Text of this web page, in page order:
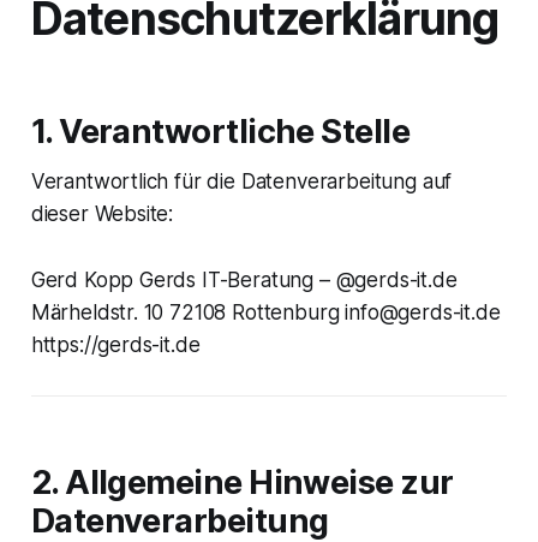
Datenschutzerklärung
1. Verantwortliche Stelle
Verantwortlich für die Datenverarbeitung auf
dieser Website:
Gerd Kopp Gerds IT-Beratung – @gerds-it.de
Märheldstr. 10 72108 Rottenburg info@gerds-it.de
https://gerds-it.de
2. Allgemeine Hinweise zur
Datenverarbeitung